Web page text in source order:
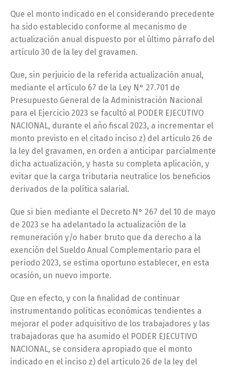
Que el monto indicado en el considerando precedente
ha sido establecido conforme al mecanismo de
actualización anual dispuesto por el último párrafo del
artículo 30 de la ley del gravamen.
Que, sin perjuicio de la referida actualización anual,
mediante el artículo 67 de la Ley N° 27.701 de
Presupuesto General de la Administración Nacional
para el Ejercicio 2023 se facultó al PODER EJECUTIVO
NACIONAL, durante el año fiscal 2023, a incrementar el
monto previsto en el citado inciso z) del artículo 26 de
la ley del gravamen, en orden a anticipar parcialmente
dicha actualización, y hasta su completa aplicación, y
evitar que la carga tributaria neutralice los beneficios
derivados de la política salarial.
Que si bien mediante el Decreto N° 267 del 10 de mayo
de 2023 se ha adelantado la actualización de la
remuneración y/o haber bruto que da derecho a la
exención del Sueldo Anual Complementario para el
período 2023, se estima oportuno establecer, en esta
ocasión, un nuevo importe.
Que en efecto, y con la finalidad de continuar
instrumentando políticas económicas tendientes a
mejorar el poder adquisitivo de los trabajadores y las
trabajadoras que ha asumido el PODER EJECUTIVO
NACIONAL, se considera apropiado que el monto
indicado en el inciso z) del artículo 26 de la ley del